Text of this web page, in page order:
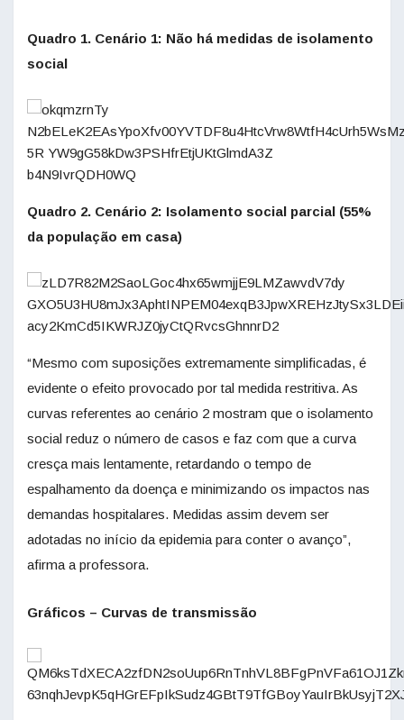
Quadro 1. Cenário 1: Não há medidas de isolamento
social
Quadro 2. Cenário 2: Isolamento social parcial (55%
da população em casa)
“Mesmo com suposições extremamente simplificadas, é
evidente o efeito provocado por tal medida restritiva. As
curvas referentes ao cenário 2 mostram que o isolamento
social reduz o número de casos e faz com que a curva
cresça mais lentamente, retardando o tempo de
espalhamento da doença e minimizando os impactos nas
demandas hospitalares. Medidas assim devem ser
adotadas no início da epidemia para conter o avanço”,
afirma a professora.
Gráficos – Curvas de transmissão